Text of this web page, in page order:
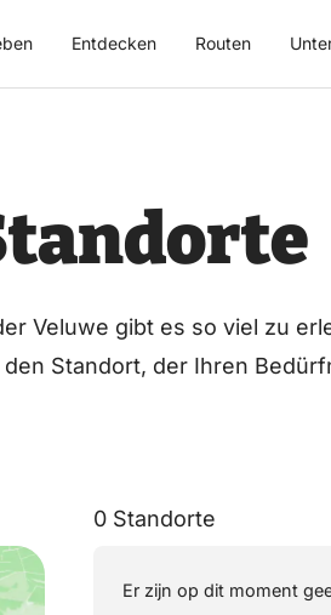
Entdecken Routen
Veluwe gibt es so viel zu
den Standort, der Ihren
0 Standorte
Er zijn op dit moment